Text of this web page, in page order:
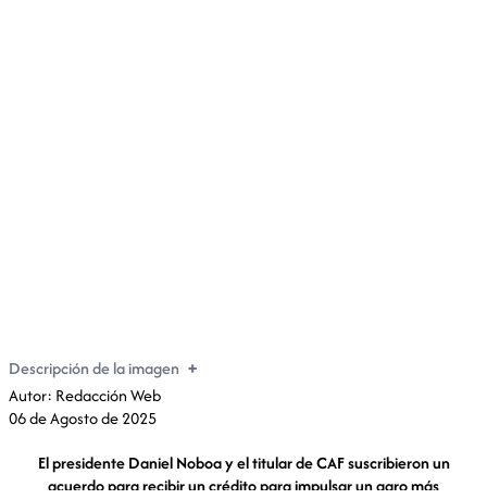
Descripción de la imagen
Autor: Redacción Web
06 de Agosto de 2025
El presidente Daniel Noboa y el titular de CAF suscribieron un
acuerdo para recibir un crédito para impulsar un agro más